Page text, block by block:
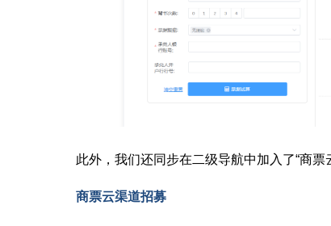
此外，我们还同步在二级导航中加入了“商票
商票云渠道招募